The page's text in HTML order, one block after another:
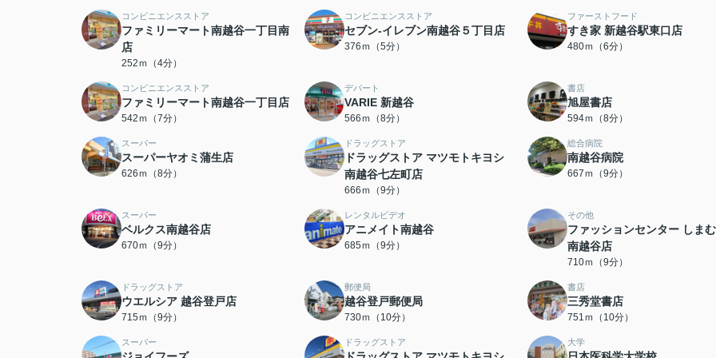
コンビニエンスストア
ファミリーマート南越谷一丁目南
店
252ｍ（4分）
コンビニエンスストア
セブン-イレブン南越谷５丁目店
376ｍ（5分）
ファーストフード
すき家 新越谷駅東口店
480ｍ（6分）
コンビニエンスストア
ファミリーマート南越谷一丁目店
542ｍ（7分）
デパート
VARIE 新越谷
566ｍ（8分）
書店
旭屋書店
594ｍ（8分）
スーパー
スーパーヤオミ蒲生店
626ｍ（8分）
ドラッグストア
ドラッグストア マツモトキヨシ
南越谷七左町店
666ｍ（9分）
総合病院
南越谷病院
667ｍ（9分）
スーパー
ベルクス南越谷店
670ｍ（9分）
レンタルビデオ
アニメイト南越谷
685ｍ（9分）
その他
ファッションセンター しま
南越谷店
710ｍ（9分）
ドラッグストア
ウエルシア 越谷登戸店
715ｍ（9分）
郵便局
越谷登戸郵便局
730ｍ（10分）
書店
三秀堂書店
751ｍ（10分）
スーパー ドラッグストア 大学